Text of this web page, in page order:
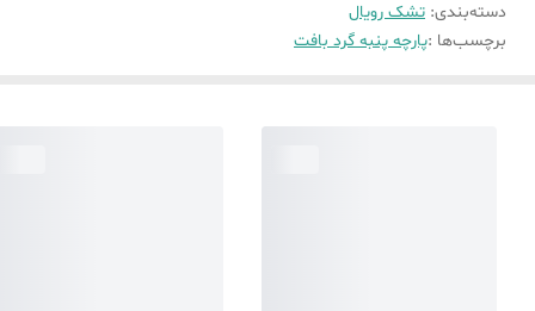
دسته‌بندی: تشک رویال
برچسب‌ها :پارچه پنبه گرد بافت